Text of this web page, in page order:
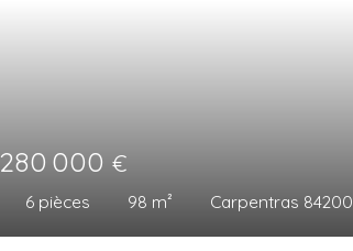
280 000 €
6 pièces 98 m² Carpentras 84200